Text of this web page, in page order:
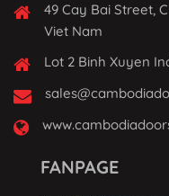
49 Cay Bai Street,
Viet Nam
Lot 2 Binh Xuyen
FANPAGE